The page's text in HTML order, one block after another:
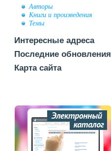
Авторы
Книги и произведения
Темы
Интересные адреса
Последние обновления
Карта сайта